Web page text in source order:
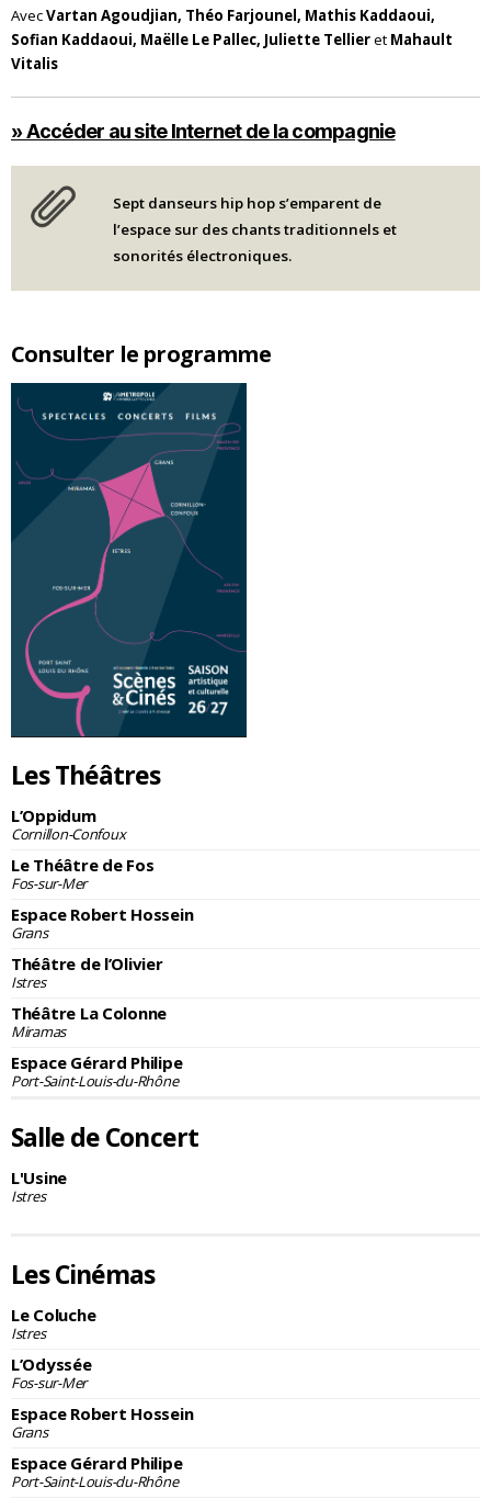
Consulter le programme
Les Théâtres
L’Oppidum
Cornillon-Confoux
Le Théâtre de Fos
Fos-sur-Mer
Espace Robert Hossein
Grans
Théâtre de l’Olivier
Istres
Théâtre La Colonne
Miramas
Espace Gérard Philipe
Port-Saint-Louis-du-Rhône
Salle de Concert
L'Usine
Istres
Les Cinémas
Le Coluche
Istres
L’Odyssée
Fos-sur-Mer
Espace Robert Hossein
Grans
Espace Gérard Philipe
Port-Saint-Louis-du-Rhône
AvecVartan Agoudjian, Théo Farjounel, Mathis Kaddaoui,
Sofian Kaddaoui, Maëlle Le Pallec, Juliette Tellieret Mahault
Vitalis
» Accéder au site Internet de la compagnie
Sept danseurs hip hop s’emparent de
l’espace sur des chants traditionnels et
sonorités électroniques.